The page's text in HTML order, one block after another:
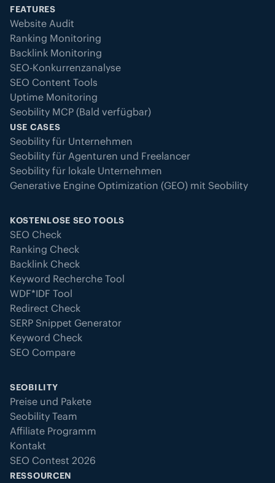
FEATURES
Website Audit
Ranking Monitoring
Backlink Monitoring
SEO-Konkurrenzanalyse
SEO Content Tools
Uptime Monitoring
Seobility MCP (Bald verfügbar)
USE CASES
Seobility für Unternehmen
Seobility für Agenturen und Freelancer
Seobility für lokale Unternehmen
Generative Engine Optimization (GEO) mit Seobility
KOSTENLOSE SEO TOOLS
SEO Check
Ranking Check
Backlink Check
Keyword Recherche Tool
WDF*IDF Tool
Redirect Check
SERP Snippet Generator
Keyword Check
SEO Compare
SEOBILITY
Preise und Pakete
Seobility Team
Affiliate Programm
Kontakt
SEO Contest 2026
RESSOURCEN